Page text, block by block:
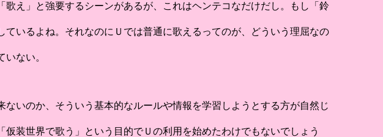
え」と強要するシーンがあるが、これはヘンテコなだけだし。もし「鈴
いるよね。それなのにＵでは普通に歌えるってのが、どういう理屈なの
ない。
いのか、そういう基本的なルールや情報を学習しようとする方が自然じ
装世界で歌う」という目的でＵの利用を始めたわけでもないでしょう